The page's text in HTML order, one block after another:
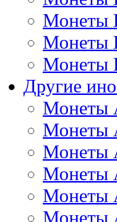
Монеты
Монеты
Монеты
Другие
Монеты
Монеты
Монеты
Монеты
Монеты
Монеты